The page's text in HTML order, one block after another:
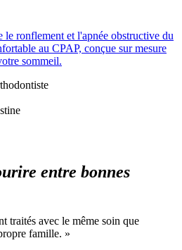
le ronflement et l'apnée obstructive du
au CPAP, conçue sur mesure
sommeil.
entre bonnes
traités avec le même soin que
famille. »